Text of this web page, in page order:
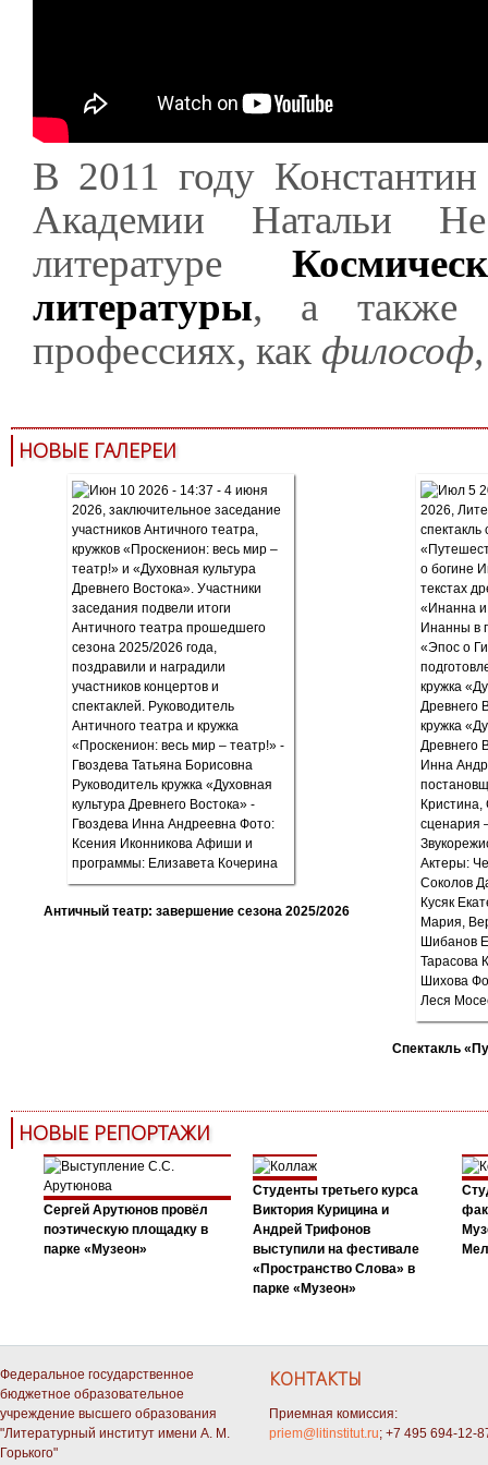
В 2011 году
Академии Натальи
литературе
литературы, а также
профессиях, как
НОВЫЕ ГАЛЕРЕИ
Античный театр: завершение сезона 2025/2026
Спектакль
НОВЫЕ РЕПОРТАЖИ
Сергей Арутюнов провёл
поэтическую площадку в
парке «Музеон»
Студенты третьего курса
Виктория Курицина и
Андрей Трифонов
выступили на фестивале
«Пространство Слова» в
парке «Музеон»
Федеральное государственное
бюджетное образовательное
учреждение высшего образования
"Литературный институт имени А. М.
Горького"
КОНТАКТЫ
Приемная комиссия:
priem@litinstitut.ru; +7 495 694-12-